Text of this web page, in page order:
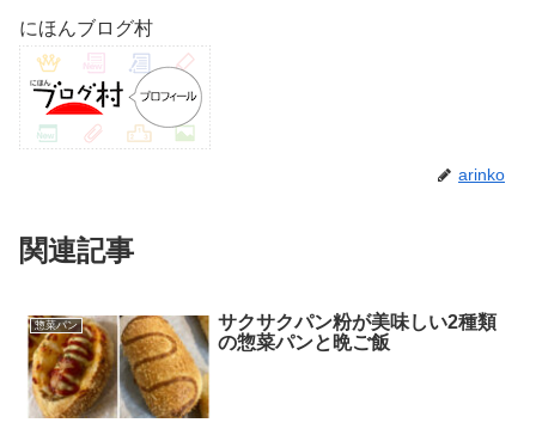
にほんブログ村
arinko
関連記事
惣菜パン
サクサクパン粉が美味しい2種類
の惣菜パンと晩ご飯